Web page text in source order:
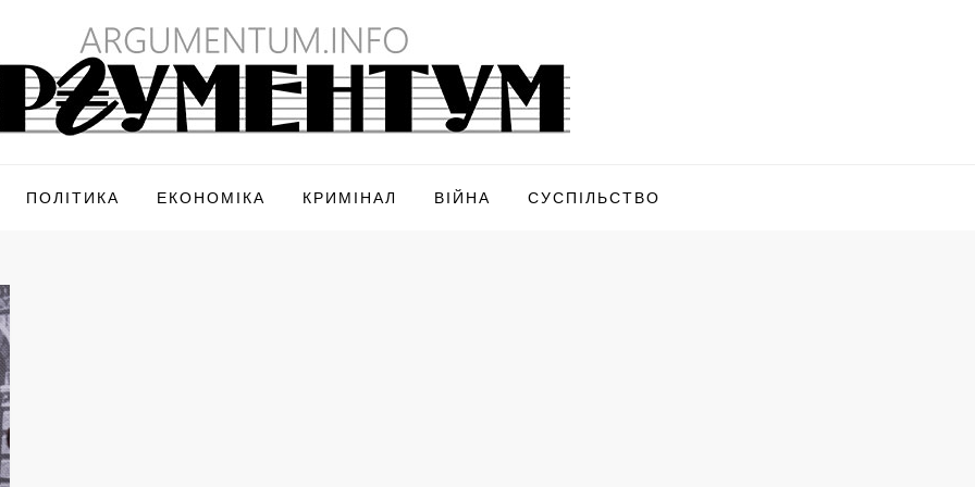
ПОЛІТИКА ЕКОНОМІКА КРИМІНАЛ ВІЙНА СУСПІЛЬСТВО